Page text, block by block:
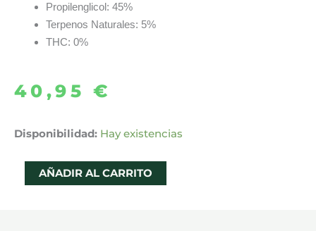
Propilenglicol: 45%
Terpenos Naturales: 5%
THC: 0%
40,95€
Disponibilidad: Hay existencias
LÍQUIDO
MCMAÑADIR AL CARRITO